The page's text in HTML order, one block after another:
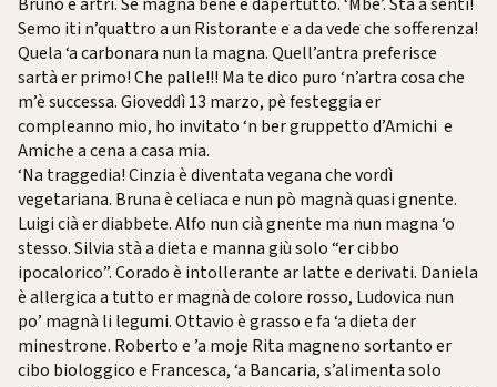
Bruno e artri. Se magna bene e dapertutto. ‘Mbe’. Stà a sentì!
Semo iti n’quattro a un Ristorante e a da vede che sofferenza!
Quela ‘a carbonara nun la magna. Quell’antra preferisce
sartà er primo! Che palle!!! Ma te dico puro ‘n’artra cosa che
m’è successa. Gioveddì 13 marzo, pè festeggia er
compleanno mio, ho invitato ‘n ber gruppetto d’Amichi e
Amiche a cena a casa mia.
‘Na traggedia! Cinzia è diventata vegana che vordì
vegetariana. Bruna è celiaca e nun pò magnà quasi gnente.
Luigi cià er diabbete. Alfo nun cià gnente ma nun magna ‘o
stesso. Silvia stà a dieta e manna giù solo “er cibbo
ipocalorico”. Corado è intollerante ar latte e derivati. Daniela
è allergica a tutto er magnà de colore rosso, Ludovica nun
po’ magnà li legumi. Ottavio è grasso e fa ‘a dieta der
minestrone. Roberto e ’a moje Rita magneno sortanto er
cibo biologgico e Francesca, ‘a Bancaria, s’alimenta solo